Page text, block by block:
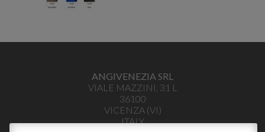
ANGIVENEZIA SRL
VIALE MAZZINI, 31 L
36100
VICENZA(VI)
ITALY